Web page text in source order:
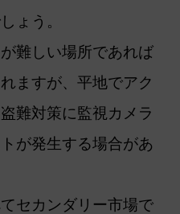
ょう。
難しい場所であれば
ますが、平地でアク
難対策に監視カメラ
が発生する場合があ
セカンダリー市場で